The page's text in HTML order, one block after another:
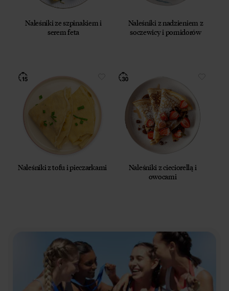
Naleśniki ze szpinakiem i
serem feta
Naleśniki z nadzieniem z
soczewicy i pomidorów
Naleśniki z tofu i pieczarkami
Naleśniki z cieciorellą i
owocami